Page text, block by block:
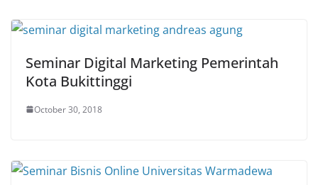
Seminar Digital Marketing Pemerintah
Kota Bukittinggi
October 30, 2018